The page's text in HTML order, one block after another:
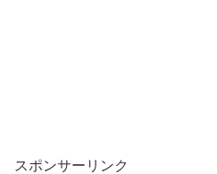
スポンサーリンク